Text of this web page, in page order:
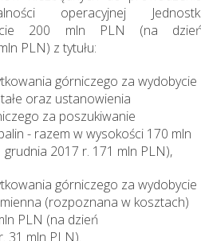
operacyjnej
200 mln PLN (na
PLN) z tytułu:
górniczego za wydobycie
oraz ustanowienia
za poszukiwanie
- razem w wysokości 170 mln
2017 r. 171 mln PLN),
górniczego za wydobycie
(rozpoznana w kosztach)
PLN (na dzień
31 mln PLN).